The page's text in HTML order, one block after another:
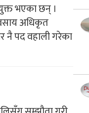
भएका छन् ।
अधिकृत
नै पद वहाली गरेका